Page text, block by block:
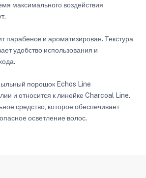
максимального воздействия
парабенов и ароматизирован. Текстура
удобство использования и
порошок Echos Line
и относится к линейке Charcoal Line.
средство, которое обеспечивает
осветление волос.